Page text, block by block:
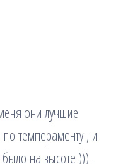
они лучшие
темпераменту , и
на высоте ))) .